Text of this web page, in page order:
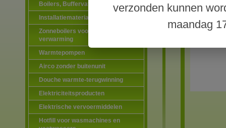
Boilers, Buffervaten en toebehoren
Installatiematerialen
Zonneboilers voor warmtapwater en
verwarming
Warmtepompen
Airco zonder buitenunit
Douche warmte-terugwinning
Elektriciteitsproducten
Elektrische vervoermiddelen
Hotfill voor wasmachines en
verzonden kunnen
maandag